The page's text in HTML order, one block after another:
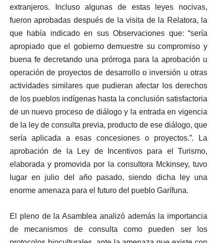
extranjeros. Incluso algunas de estas leyes nocivas,
fueron aprobadas después de la visita de la Relatora, la
que había indicado en sus Observaciones que: “sería
apropiado que el gobierno demuestre su compromiso y
buena fe decretando una prórroga para la aprobación u
operación de proyectos de desarrollo o inversión u otras
actividades similares que pudieran afectar los derechos
de los pueblos indígenas hasta la conclusión satisfactoria
de un nuevo proceso de diálogo y la entrada en vigencia
de la ley de consulta previa, producto de ese diálogo, que
sería aplicada a esas concesiones o proyectos.”. La
aprobación de la Ley de Incentivos para el Turismo,
elaborada y promovida por la consultora Mckinsey, tuvo
lugar en julio del año pasado, siendo dicha ley una
enorme amenaza para el futuro del pueblo Garífuna.
El pleno de la Asamblea analizó además la importancia
de mecanismos de consulta como pueden ser los